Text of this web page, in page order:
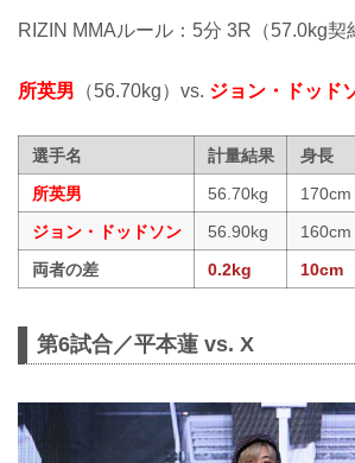
RIZIN MMAルール：5分 3R（57.0kg契
所英男 （56.70kg）vs. ジョン・ドッド
選手名 計量結果 身長
所英男
56.70kg 170cm
ジョン・ドッドソン
56.90kg 160cm
両者の差
0.2kg 10cm
第6試合／平本蓮 vs. X